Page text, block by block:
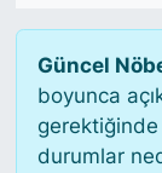
Güncel
boyunca
durumlar